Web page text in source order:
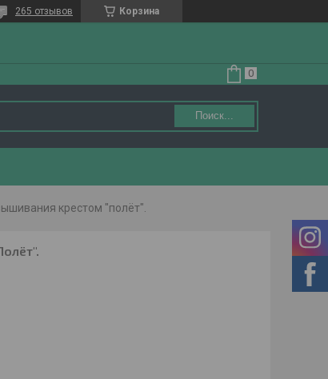
Корзина
265 отзывов
Поиск...
крестом "полёт".